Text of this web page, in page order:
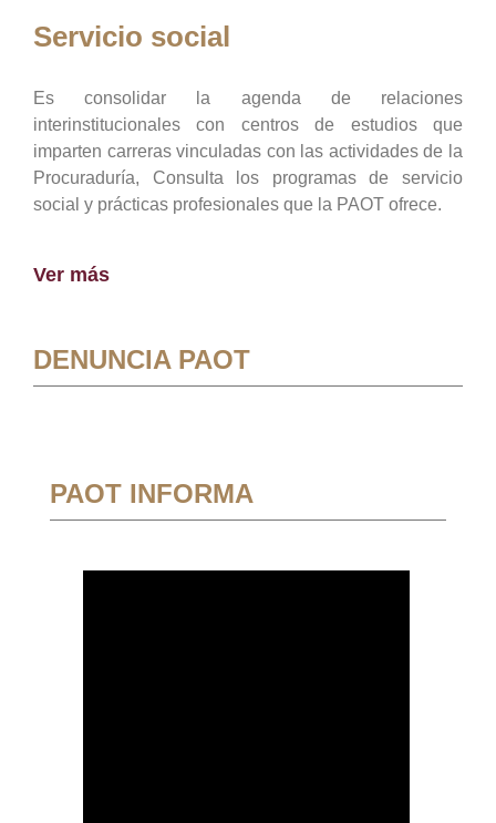
Servicio social
Es consolidar la agenda de relaciones
interinstitucionales con centros de estudios que
imparten carreras vinculadas con las actividades de la
Procuraduría, Consulta los programas de servicio
social y prácticas profesionales que la PAOT ofrece.
Ver más
DENUNCIA PAOT
PAOT INFORMA